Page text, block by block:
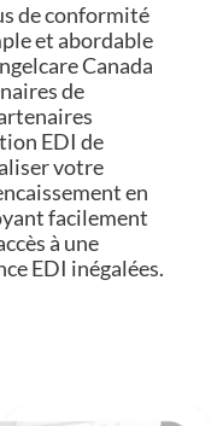
de conformité
et abordable
Canada
de
EDI de
votre
en
facilement
à une
EDI inégalées.